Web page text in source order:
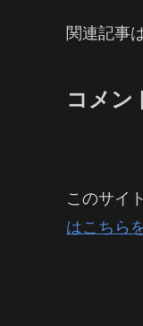
関連記事
コメン
このサイ
はこちら